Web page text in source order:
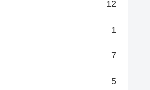
12
1
7
5